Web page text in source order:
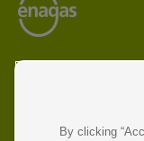
Enagás es el
La compañía opera
By clicking